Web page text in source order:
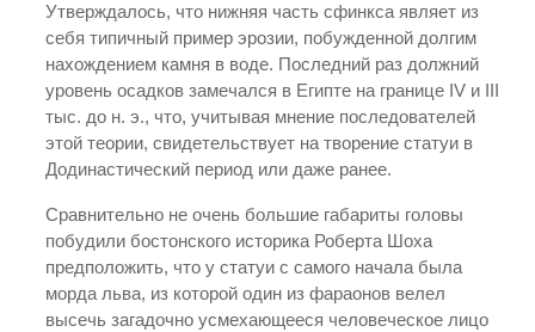
Утверждалось, что нижняя часть сфинкса являет из
себя типичный пример эрозии, побужденной долгим
нахождением камня в воде. Последний раз должний
уровень осадков замечался в Египте на границе IV и III
тыс. до н. э., что, учитывая мнение последователей
этой теории, свидетельствует на творение статуи в
Додинастический период или даже ранее.
Сравнительно не очень большие габариты головы
побудили бостонского историка Роберта Шоха
предположить, что у статуи с самого начала была
морда льва, из которой один из фараонов велел
высечь загадочно усмехающееся человеческое лицо